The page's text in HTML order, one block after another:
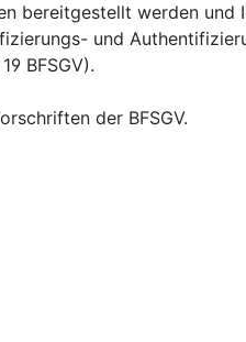
bereitgestellt werden und
und
BFSGV).
der BFSGV.